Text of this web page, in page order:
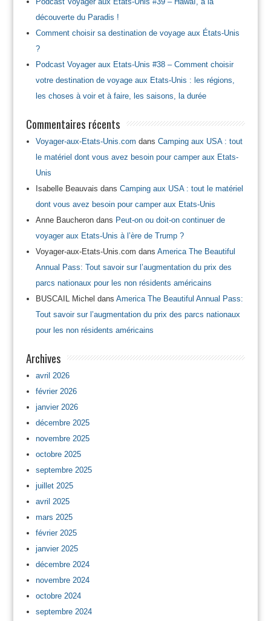
découverte du Paradis !
Comment choisir sa destination de voyage aux États-Unis
?
Podcast Voyager aux Etats-Unis #38 – Comment choisir
votre destination de voyage aux Etats-Unis : les régions,
les choses à voir et à faire, les saisons, la durée
Commentaires récents
Voyager-aux-Etats-Unis.com dans Camping aux USA : tout
le matériel dont vous avez besoin pour camper aux Etats-
Unis
Isabelle Beauvais dans Camping aux USA : tout le matériel
dont vous avez besoin pour camper aux Etats-Unis
Anne Baucherondans Peut-on ou doit-on continuer de
voyager aux Etats-Unis à l’ère de Trump ?
Voyager-aux-Etats-Unis.com dans America The Beautiful
Annual Pass: Tout savoir sur l’augmentation du prix des
parcs nationaux pour les non résidents américains
BUSCAIL Michel dans America The Beautiful Annual Pass:
Tout savoir sur l’augmentation du prix des parcs nationaux
pour les non résidents américains
Archives
avril 2026
février 2026
janvier 2026
décembre 2025
novembre 2025
octobre 2025
septembre 2025
juillet 2025
avril 2025
mars 2025
février 2025
janvier 2025
décembre 2024
novembre 2024
octobre 2024
septembre 2024